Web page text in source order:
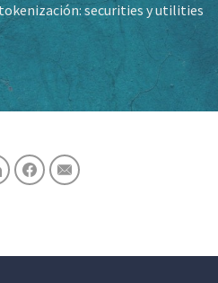
securities y utilities